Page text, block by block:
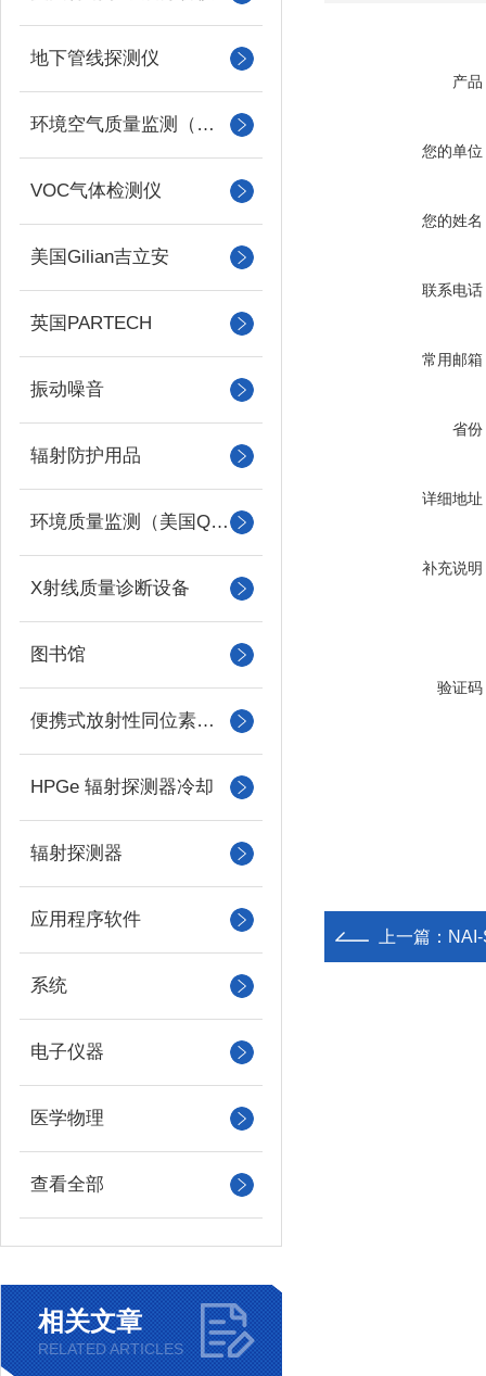
地下管线探测仪
环境空气质量监测（美国Met one）
VOC气体检测仪
美国Gilian吉立安
英国PARTECH
振动噪音
辐射防护用品
环境质量监测（美国QUEST）
X射线质量诊断设备
图书馆
便携式放射性同位素识别装置 （RIID）
HPGe 辐射探测器冷却
辐射探测器
应用程序软件
系统
电子仪器
医学物理
查看全部
相关文章
RELATED ARTICLES
产品
您的单位
您的姓名
联系电话
常用邮箱
省份
详细地址
补充说明
验证码
上一篇：